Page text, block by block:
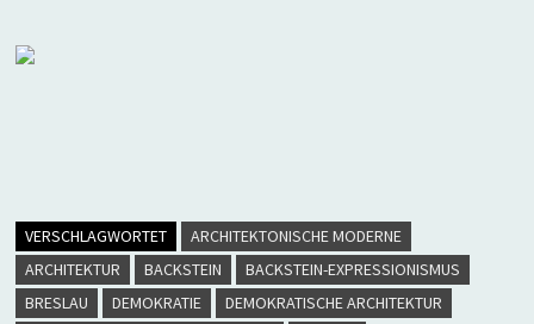
VERSCHLAGWORTET
ARCHITEKTONISCHE MODERNE
ARCHITEKTUR
BACKSTEIN
BACKSTEIN-EXPRESSIONISMUS
BRESLAU
DEMOKRATIE
DEMOKRATISCHE ARCHITEKTUR